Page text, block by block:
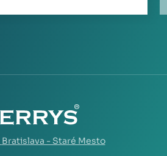
Bratislava - Staré Mesto